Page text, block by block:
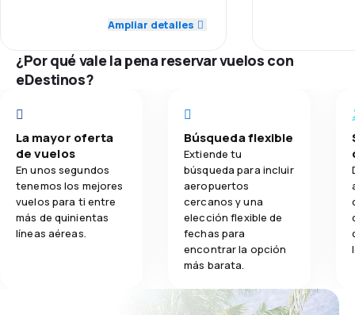
1.0
Red de vuelos 2.0
3.0
Comodidad del viaje 3.0
Transporte de equipaje 1.0
Comidas 2.0
Ampliar detalles
¿Por qué vale la pena reservar vuelos con
eDestinos?
La mayor oferta
de vuelos
En unos segundos
tenemos los mejores
vuelos para ti entre
más de quinientas
líneas aéreas.
Búsqueda flexible
Extiende tu
búsqueda para incluir
aeropuertos
cercanos y una
elección flexible de
fechas para
encontrar la opción
más barata.